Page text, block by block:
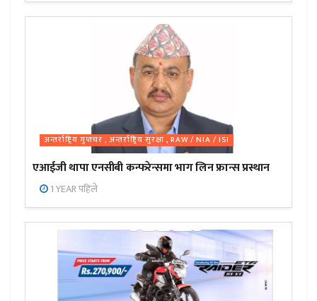
अन्तर्राष्ट्रिय गुप्तचर , अन्तर्राष्ट्रिय सुरक्षा , RAW / NIA / ISI
एआईजी थापा एनसीबी कन्फरेन्समा भाग लिन फ्रान्स प्रस्थान
1 YEAR पहिले